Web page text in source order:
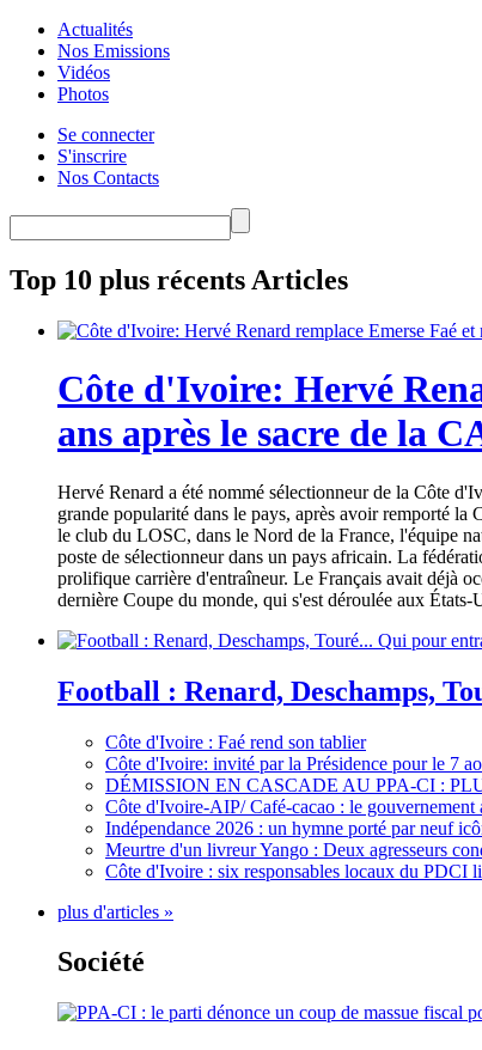
Actualités
Nos Emissions
Vidéos
Photos
Se connecter
S'inscrire
Nos Contacts
Top 10 plus récents Articles
Côte d'Ivoire: Hervé
ans après le sacre de la
Hervé Renard a été nommé sélectionneur de la Côte
grande popularité dans le pays, après avoir remporté
le club du LOSC, dans le Nord de la France, l'équipe
poste de sélectionneur dans un pays africain. La
prolifique carrière d'entraîneur. Le Français avait déjà
dernière Coupe du monde, qui s'est déroulée aux
Football : Renard, Deschamps,
Côte d'Ivoire : Faé rend son tablier
Côte d'Ivoire: invité par la Présidence pour le 7
DÉMISSION EN CASCADE AU PPA-CI :
Côte d'Ivoire-AIP/ Café-cacao : le gouvernement
Indépendance 2026 : un hymne porté par neuf
Meurtre d'un livreur Yango : Deux agresseurs
Côte d'Ivoire : six responsables locaux du PDCI
plus d'articles »
Société